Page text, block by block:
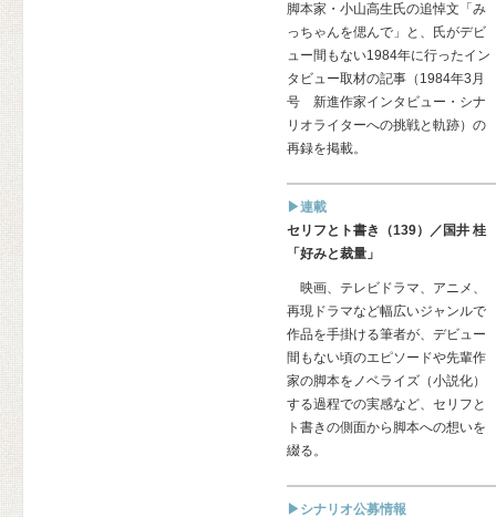
脚本家・小山高生氏の追悼文「み
っちゃんを偲んで」と、氏がデビ
ュー間もない1984年に行ったイン
タビュー取材の記事（1984年3月
号 新進作家インタビュー・シナ
リオライターへの挑戦と軌跡）の
再録を掲載。
▶連載
セリフとト書き（139）／国井 桂
「好みと裁量」
映画、テレビドラマ、アニメ、
再現ドラマなど幅広いジャンルで
作品を手掛ける筆者が、デビュー
間もない頃のエピソードや先輩作
家の脚本をノベライズ（小説化）
する過程での実感など、セリフと
ト書きの側面から脚本への想いを
綴る。
▶シナリオ公募情報